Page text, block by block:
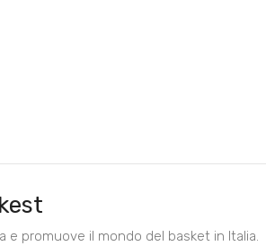
promuove il mondo del basket in Italia.